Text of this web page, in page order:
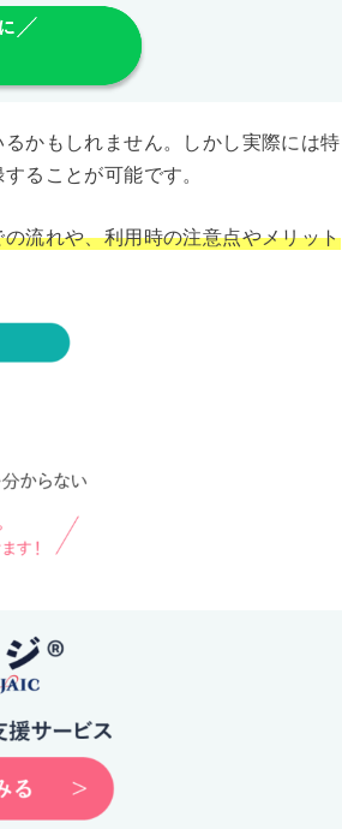
かもしれません。しかし実際には特
ることが可能です。
流れや、利用時の注意点やメリット